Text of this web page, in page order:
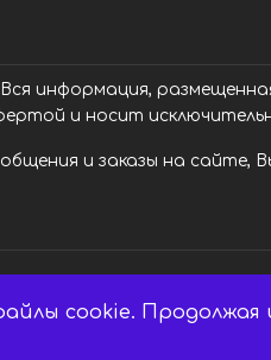
информация,
и носит
и заказы на сайте,
- 2026 ledsaratov.ru. Все
cookie.